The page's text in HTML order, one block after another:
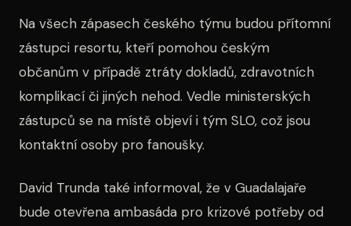
Na všech zápasech českého týmu budou přítomní
zástupci resortu, kteří pomohou českým
občanům v případě ztráty dokladů, zdravotních
komplikací či jiných nehod. Vedle ministerských
zástupců se na místě objeví i tým SLO, což jsou
kontaktní osoby pro fanoušky.
David Trunda také informoval, že v Guadalajaře
bude otevřena ambasáda pro krizové potřeby od